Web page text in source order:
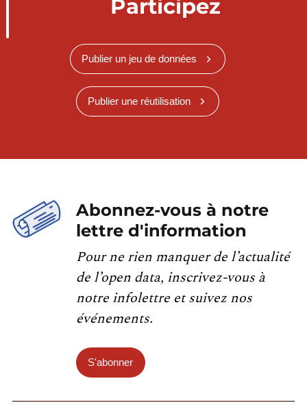
Participez
Publier un jeu de données
Publier une réutilisation
Abonnez-vous à notre
lettre d'information
Pour ne rien manquer de l’actualité
de l’open data, inscrivez-vous à
notre infolettre et suivez nos
événements.
S'abonner